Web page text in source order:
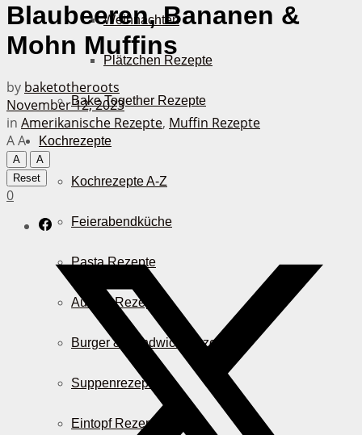
Weihnachten
Plätzchen Rezepte
Bake Together Rezepte
Kochrezepte
Kochrezepte A-Z
Feierabendküche
Pasta Rezepte
Auflauf Rezepte
Burger & Sandwich Rezepte
Suppenrezepte
Eintopf Rezepte
Blaubeeren, Bananen &
Mohn Muffins
by baketotheroots
November 12, 2023
in Amerikanische Rezepte, Muffin Rezepte
AA
A
A
Reset
0